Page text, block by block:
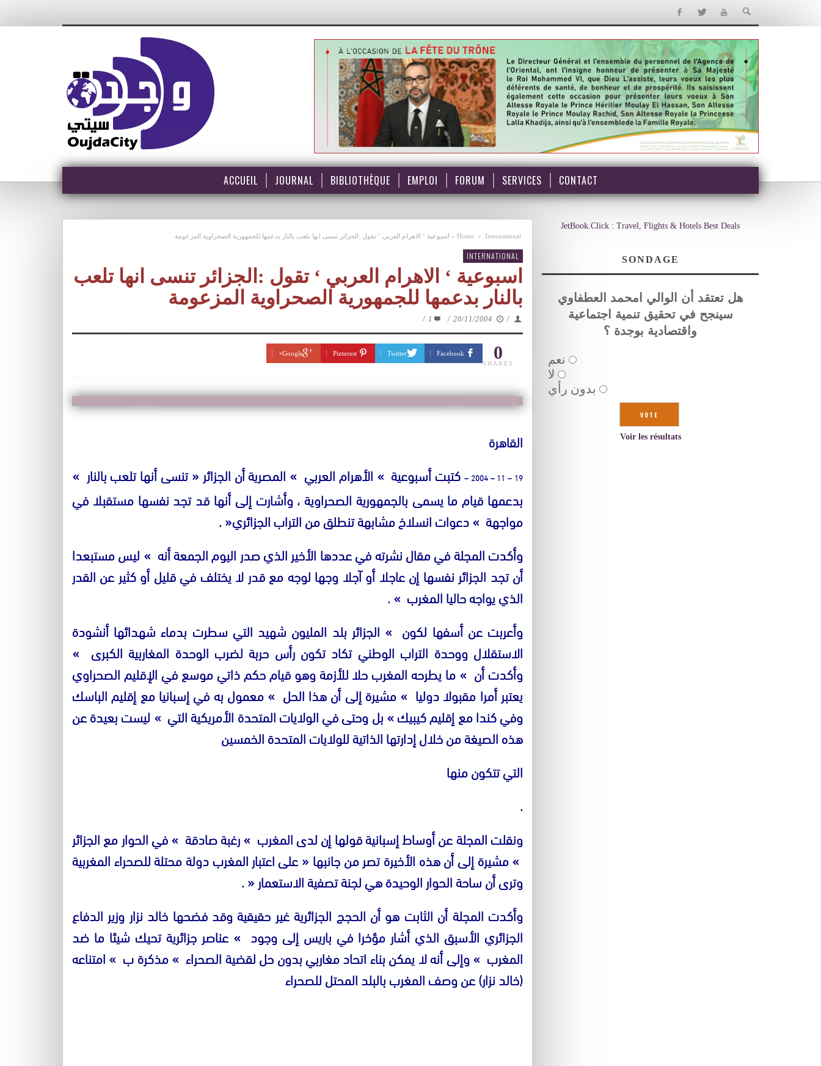
ACCUEIL JOURNAL BIBLIOTHÈQUE EMPLOI FORUM SERVICES CONTACT
Home » International
» اسبوعية ‘ الاهرام العربي ‘ تقول :الجزائر تنسى انها تلعب بالنار بدعمها للجمهورية الصحراوية المزعومة
INTERNATIONAL
اسبوعية ‘ الاهرام العربي ‘ تقول :الجزائر تنسى انها تلعب
بالنار بدعمها للجمهورية الصحراوية المزعومة
/
20/11/2004
/
1
/
0
SHARES
Facebook
Twitter
Pinterest
Google+
القاهرة
19 – 11 – 2004 – كتبت أسبوعية »الأهرام العربي »المصرية أن الجزائر «تنسى أنها تلعب بالنار »
بدعمها قيام ما يسمى بالجمهورية الصحراوية ، وأشارت إلى أنها قد تجد نفسها مستقبلا في
مواجهة »دعوات انسلاخ مشابهة تنطلق من التراب الجزائري« .
وأكدت المجلة في مقال نشرته في عددها الأخير الذي صدر اليوم الجمعة أنه »ليس مستبعدا
أن تجد الجزائر نفسها إن عاجلا أو آجلا وجها لوجه مع قدر لا يختلف في قليل أو كثير عن القدر
الذي يواجه حاليا المغرب » .
وأعربت عن أسفها لكون » الجزائر بلد المليون شهيد التي سطرت بدماء شهدائها أنشودة
الاستقلال ووحدة التراب الوطني تكاد تكون رأس حربة لضرب الوحدة المغاربية الكبرى »
وأكدت أن »ما يطرحه المغرب حلا للأزمة وهو قيام حكم ذاتي موسع في الإقليم الصحراوي
يعتبر أمرا مقبولا دوليا »مشيرة إلى أن هذا الحل »معمول به في إسبانيا مع إقليم الباسك
وفي كندا مع إقليم كيبيك»بل وحتى في الولايات المتحدة الأمريكية التي »ليست بعيدة عن
هذه الصيغة من خلال إدارتها الذاتية للولايات المتحدة الخمسين
التي تتكون منها
.
ونقلت المجلة عن أوساط إسبانية قولها إن لدى المغرب »رغبة صادقة »في الحوار مع الجزائر
»مشيرة إلى أن هذه الأخيرة تصر من جانبها«على اعتبار المغرب دولة محتلة للصحراء المغربية
وترى أن ساحة الحوار الوحيدة هي لجنة تصفية الاستعمار« .
وأكدت المجلة أن الثابت هو أن الحجج الجزائرية غير حقيقية وقد فضحها خالد نزار وزير الدفاع
الجزائري الأسبق الذي أشار مؤخرا في باريس إلى وجود » عناصر جزائرية تحيك شيئا ما ضد
المغرب »وإلى أنه لا يمكن بناء اتحاد مغاربي بدون حل لقضية الصحراء »مذكرة ب »امتناعه
(خالد نزار)عن وصف المغرب بالبلد المحتل للصحراء
JetBook.Click : Travel, Flights & Hotels Best Deals
SONDAGE
هل تعتقد أن الوالي امحمد العطفاوي
سينجح في تحقيق تنمية اجتماعية
واقتصادية بوجدة ؟
نعم
لا
بدون رأي
Voir les résultats